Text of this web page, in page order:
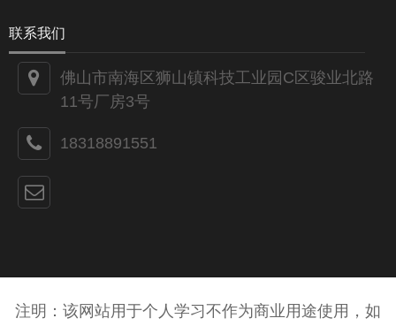
联系我们
佛山市南海区狮山镇科技工业园C区骏业北路
11号厂房3号
18318891551
注明：该网站用于个人学习不作为商业用途使用，如